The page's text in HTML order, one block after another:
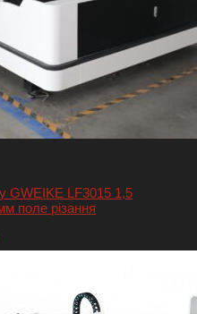
GWEIKE LF3015 1,5
поле різання